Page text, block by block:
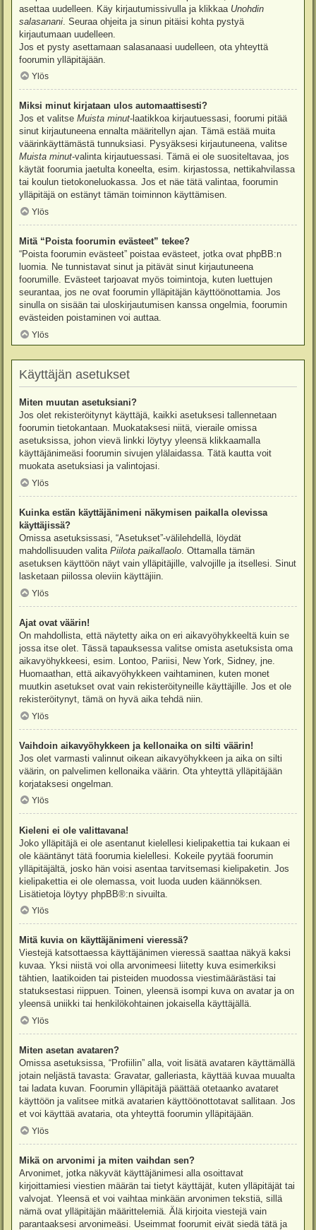
asettaa uudelleen. Käy kirjautumissivulla ja klikkaa Unohdin
salasanani . Seuraa ohjeita ja sinun pitäisi kohta pystyä
kirjautumaan uudelleen.
Jos et pysty asettamaan salasanaasi uudelleen, ota yhteyttä
foorumin ylläpitäjään.
Ylös
Miksi minut kirjataan ulos automaattisesti?
Jos et valitse Muista minut-laatikkoa kirjautuessasi, foorumi pitää
sinut kirjautuneena ennalta määritellyn ajan. Tämä estää muita
väärinkäyttämästä tunnuksiasi. Pysyäksesi kirjautuneena, valitse
Muista minut-valinta kirjautuessasi. Tämä ei ole suositeltavaa, jos
käytät foorumia jaetulta koneelta, esim. kirjastossa, nettikahvilassa
tai koulun tietokoneluokassa. Jos et näe tätä valintaa, foorumin
ylläpitäjä on estänyt tämän toiminnon käyttämisen.
Ylös
Mitä “Poista foorumin evästeet” tekee?
“Poista foorumin evästeet” poistaa evästeet, jotka ovat phpBB:n
luomia. Ne tunnistavat sinut ja pitävät sinut kirjautuneena
foorumille. Evästeet tarjoavat myös toimintoja, kuten luettujen
seurantaa, jos ne ovat foorumin ylläpitäjän käyttöönottamia. Jos
sinulla on sisään tai uloskirjautumisen kanssa ongelmia, foorumin
evästeiden poistaminen voi auttaa.
Ylös
Käyttäjän asetukset
Miten muutan asetuksiani?
Jos olet rekisteröitynyt käyttäjä, kaikki asetuksesi tallennetaan
foorumin tietokantaan. Muokataksesi niitä, vieraile omissa
asetuksissa, johon vievä linkki löytyy yleensä klikkaamalla
käyttäjänimeäsi foorumin sivujen ylälaidassa. Tätä kautta voit
muokata asetuksiasi ja valintojasi.
Ylös
Kuinka estän käyttäjänimeni näkymisen paikalla olevissa
käyttäjissä?
Omissa asetuksissasi, “Asetukset”-välilehdellä, löydät
mahdollisuuden valita Piilota paikallaolo. Ottamalla tämän
asetuksen käyttöön näyt vain ylläpitäjille, valvojille ja itsellesi. Sinut
lasketaan piilossa oleviin käyttäjiin.
Ylös
Ajat ovat väärin!
On mahdollista, että näytetty aika on eri aikavyöhykkeeltä kuin se
jossa itse olet. Tässä tapauksessa valitse omista asetuksista oma
aikavyöhykkeesi, esim. Lontoo, Pariisi, New York, Sidney, jne.
Huomaathan, että aikavyöhykkeen vaihtaminen, kuten monet
muutkin asetukset ovat vain rekisteröityneille käyttäjille. Jos et ole
rekisteröitynyt, tämä on hyvä aika tehdä niin.
Ylös
Vaihdoin aikavyöhykkeen ja kellonaika on silti väärin!
Jos olet varmasti valinnut oikean aikavyöhykkeen ja aika on silti
väärin, on palvelimen kellonaika väärin. Ota yhteyttä ylläpitäjään
korjataksesi ongelman.
Ylös
Kieleni ei ole valittavana!
Joko ylläpitäjä ei ole asentanut kielellesi kielipakettia tai kukaan ei
ole kääntänyt tätä foorumia kielellesi. Kokeile pyytää foorumin
ylläpitäjältä, josko hän voisi asentaa tarvitsemasi kielipaketin. Jos
kielipakettia ei ole olemassa, voit luoda uuden käännöksen.
Lisätietoja löytyy phpBB®:n sivuilta.
Ylös
Mitä kuvia on käyttäjänimeni vieressä?
Viestejä katsottaessa käyttäjänimen vieressä saattaa näkyä kaksi
kuvaa. Yksi niistä voi olla arvonimeesi liitetty kuva esimerkiksi
tähtien, laatikoiden tai pisteiden muodossa viestimäärästäsi tai
statuksestasi riippuen. Toinen, yleensä isompi kuva on avatar ja on
yleensä uniikki tai henkilökohtainen jokaisella käyttäjällä.
Ylös
Miten asetan avataren?
Omissa asetuksissa, “Profiilin” alla, voit lisätä avataren käyttämällä
jotain neljästä tavasta: Gravatar, galleriasta, käyttää kuvaa muualta
tai ladata kuvan. Foorumin ylläpitäjä päättää otetaanko avataret
käyttöön ja valitsee mitkä avatarien käyttöönottotavat sallitaan. Jos
et voi käyttää avataria, ota yhteyttä foorumin ylläpitäjään.
Ylös
Mikä on arvonimi ja miten vaihdan sen?
Arvonimet, jotka näkyvät käyttäjänimesi alla osoittavat
kirjoittamiesi viestien määrän tai tietyt käyttäjät, kuten ylläpitäjät tai
valvojat. Yleensä et voi vaihtaa minkään arvonimen tekstiä, sillä
nämä ovat ylläpitäjän määrittelemiä. Älä kirjoita viestejä vain
parantaaksesi arvonimeäsi. Useimmat foorumit eivät siedä tätä ja